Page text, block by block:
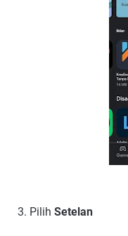
Pilih Setelan